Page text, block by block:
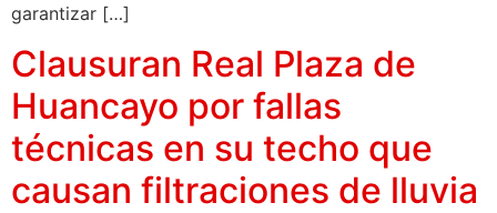
garantizar […]
Clausuran Real Plaza de
Huancayo por fallas
técnicas en su techo que
causan filtraciones de lluvia